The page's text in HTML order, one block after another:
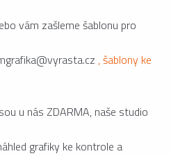
vám zašleme šablonu pro
, šablony ke
u nás ZDARMA, naše studio
grafiky ke kontrole a